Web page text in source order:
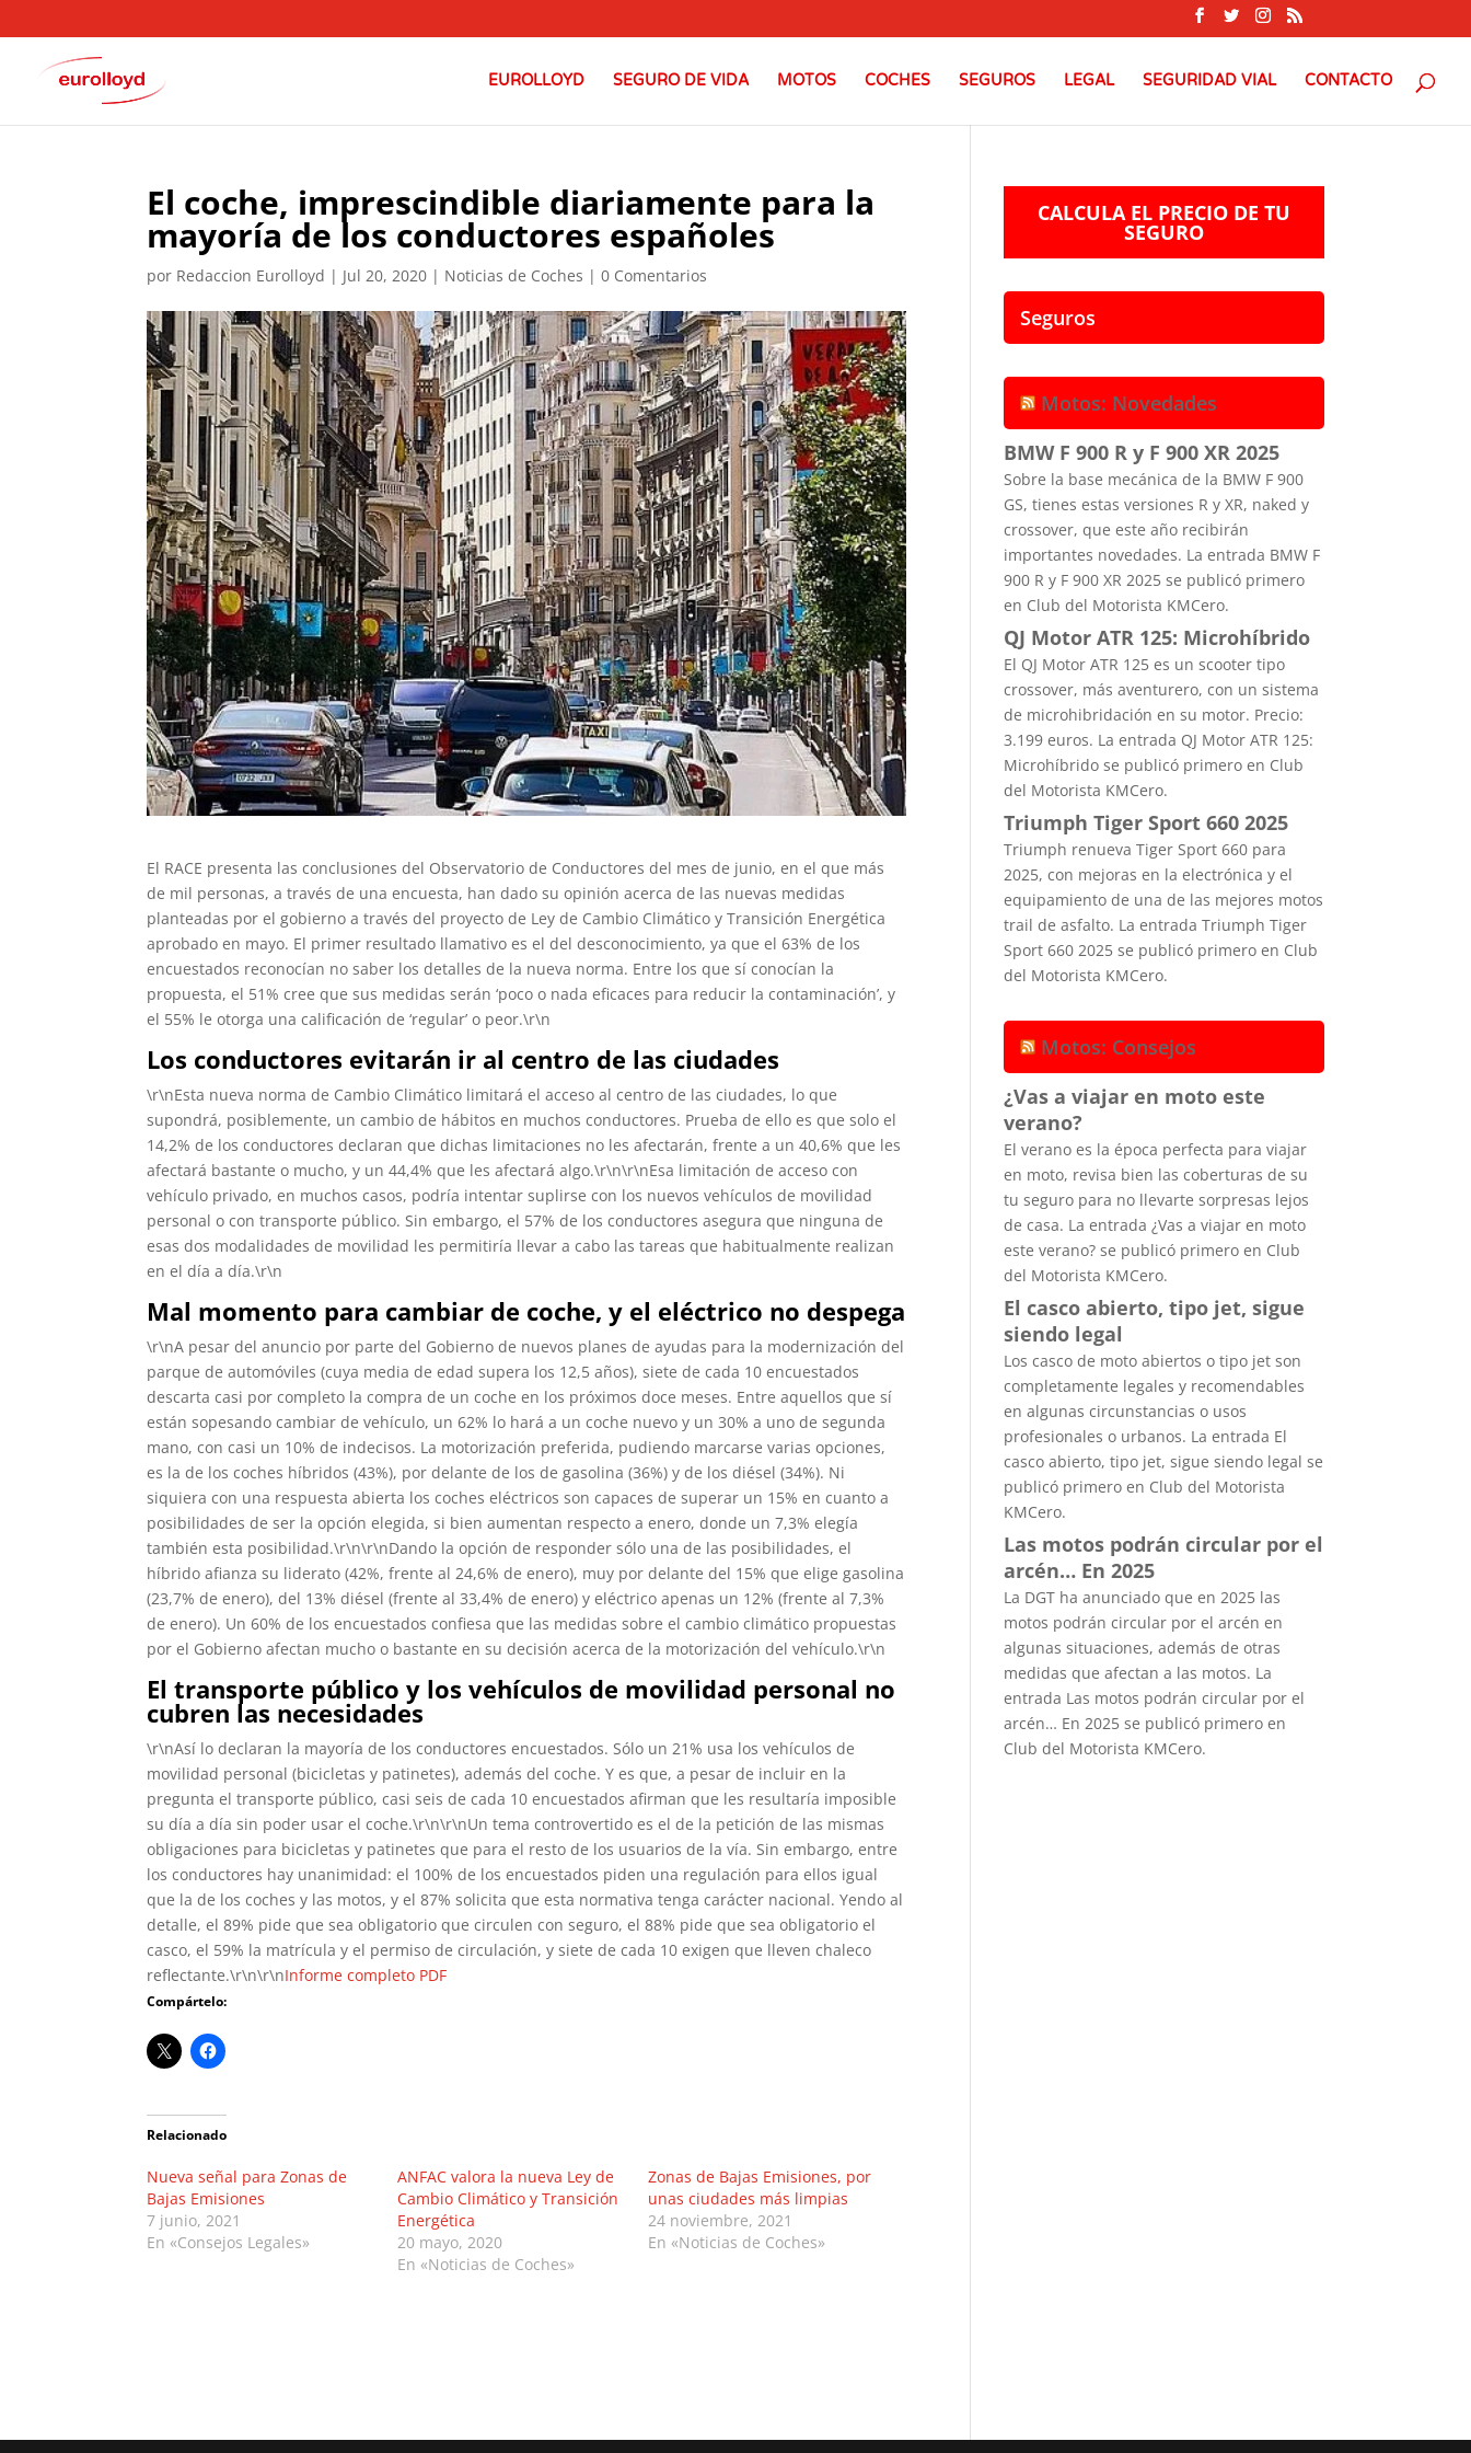
EUROLLOYD SEGURO DE VIDA MOTOS COCHES SEGUROS LEGAL SEGURIDAD VIAL CONTACTO
El coche, imprescindible diariamente para la
mayoría de los conductores españoles
por Redaccion Eurolloyd | Jul 20, 2020 | Noticias de Coches |0 Comentarios
El RACE presenta las conclusiones del Observatorio de Conductores del mes de junio, en el que más
de mil personas, a través de una encuesta, han dado su opinión acerca de las nuevas medidas
planteadas por el gobierno a través del proyecto de Ley de Cambio Climático y Transición Energética
aprobado en mayo. El primer resultado llamativo es el del desconocimiento, ya que el 63% de los
encuestados reconocían no saber los detalles de la nueva norma. Entre los que sí conocían la
propuesta, el 51% cree que sus medidas serán ‘poco o nada eficaces para reducir la contaminación’, y
el 55% le otorga una calificación de ‘regular’ o peor.\r\n
Los conductores evitarán ir al centro de las ciudades
\r\nEsta nueva norma de Cambio Climático limitará el acceso al centro de las ciudades, lo que
supondrá, posiblemente, un cambio de hábitos en muchos conductores. Prueba de ello es que solo el
14,2% de los conductores declaran que dichas limitaciones no les afectarán, frente a un 40,6% que les
afectará bastante o mucho, y un 44,4% que les afectará algo.\r\n\r\nEsa limitación de acceso con
vehículo privado, en muchos casos, podría intentar suplirse con los nuevos vehículos de movilidad
personal o con transporte público. Sin embargo, el 57% de los conductores asegura que ninguna de
esas dos modalidades de movilidad les permitiría llevar a cabo las tareas que habitualmente realizan
en el día a día.\r\n
Mal momento para cambiar de coche, y el eléctrico no despega
\r\nA pesar del anuncio por parte del Gobierno de nuevos planes de ayudas para la modernización del
parque de automóviles (cuya media de edad supera los 12,5 años), siete de cada 10 encuestados
descarta casi por completo la compra de un coche en los próximos doce meses. Entre aquellos que sí
están sopesando cambiar de vehículo, un 62% lo hará a un coche nuevo y un 30% a uno de segunda
mano, con casi un 10% de indecisos. La motorización preferida, pudiendo marcarse varias opciones,
es la de los coches híbridos (43%), por delante de los de gasolina (36%) y de los diésel (34%). Ni
siquiera con una respuesta abierta los coches eléctricos son capaces de superar un 15% en cuanto a
posibilidades de ser la opción elegida, si bien aumentan respecto a enero, donde un 7,3% elegía
también esta posibilidad.\r\n\r\nDando la opción de responder sólo una de las posibilidades, el
híbrido afianza su liderato (42%, frente al 24,6% de enero), muy por delante del 15% que elige gasolina
(23,7% de enero), del 13% diésel (frente al 33,4% de enero) y eléctrico apenas un 12% (frente al 7,3%
de enero). Un 60% de los encuestados confiesa que las medidas sobre el cambio climático propuestas
por el Gobierno afectan mucho o bastante en su decisión acerca de la motorización del vehículo.\r\n
El transporte público y los vehículos de movilidad personal no
cubren las necesidades
\r\nAsí lo declaran la mayoría de los conductores encuestados. Sólo un 21% usa los vehículos de
movilidad personal (bicicletas y patinetes), además del coche. Y es que, a pesar de incluir en la
pregunta el transporte público, casi seis de cada 10 encuestados afirman que les resultaría imposible
su día a día sin poder usar el coche.\r\n\r\nUn tema controvertido es el de la petición de las mismas
obligaciones para bicicletas y patinetes que para el resto de los usuarios de la vía. Sin embargo, entre
los conductores hay unanimidad: el 100% de los encuestados piden una regulación para ellos igual
que la de los coches y las motos, y el 87% solicita que esta normativa tenga carácter nacional. Yendo al
detalle, el 89% pide que sea obligatorio que circulen con seguro, el 88% pide que sea obligatorio el
casco, el 59% la matrícula y el permiso de circulación, y siete de cada 10 exigen que lleven chaleco
reflectante.\r\n\r\nInforme completo PDF
Compártelo:
Relacionado
Nueva señal para Zonas de
Bajas Emisiones
7 junio, 2021
En «Consejos Legales»
ANFAC valora la nueva Ley de
Cambio Climático y Transición
Energética
20 mayo, 2020
En «Noticias de Coches»
Zonas de Bajas Emisiones, por
unas ciudades más limpias
24 noviembre, 2021
En «Noticias de Coches»
CALCULA EL PRECIO DE TU
SEGURO
Seguros
Motos: Novedades
BMW F 900 R y F 900 XR 2025
Sobre la base mecánica de la BMW F 900
GS, tienes estas versiones R y XR, naked y
crossover, que este año recibirán
importantes novedades. La entrada BMW F
900 R y F 900 XR 2025 se publicó primero
en Club del Motorista KMCero.
QJ Motor ATR 125: Microhíbrido
El QJ Motor ATR 125 es un scooter tipo
crossover, más aventurero, con un sistema
de microhibridación en su motor. Precio:
3.199 euros. La entrada QJ Motor ATR 125:
Microhíbrido se publicó primero en Club
del Motorista KMCero.
Triumph Tiger Sport 660 2025
Triumph renueva Tiger Sport 660 para
2025, con mejoras en la electrónica y el
equipamiento de una de las mejores motos
trail de asfalto. La entrada Triumph Tiger
Sport 660 2025 se publicó primero en Club
del Motorista KMCero.
Motos: Consejos
¿Vas a viajar en moto este
verano?
El verano es la época perfecta para viajar
en moto, revisa bien las coberturas de su
tu seguro para no llevarte sorpresas lejos
de casa. La entrada ¿Vas a viajar en moto
este verano? se publicó primero en Club
del Motorista KMCero.
El casco abierto, tipo jet, sigue
siendo legal
Los casco de moto abiertos o tipo jet son
completamente legales y recomendables
en algunas circunstancias o usos
profesionales o urbanos. La entrada El
casco abierto, tipo jet, sigue siendo legal se
publicó primero en Club del Motorista
KMCero.
Las motos podrán circular por el
arcén… En 2025
La DGT ha anunciado que en 2025 las
motos podrán circular por el arcén en
algunas situaciones, además de otras
medidas que afectan a las motos. La
entrada Las motos podrán circular por el
arcén… En 2025 se publicó primero en
Club del Motorista KMCero.